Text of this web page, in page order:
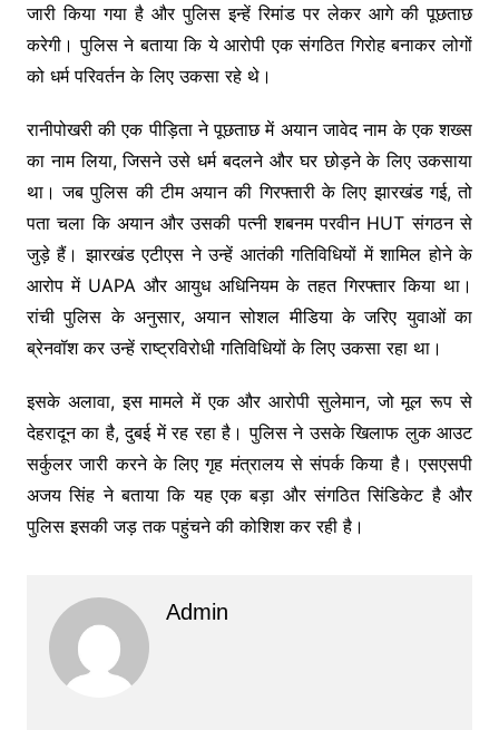
जारी किया गया है और पुलिस इन्हें रिमांड पर लेकर आगे की पूछताछ
करेगी। पुलिस ने बताया कि ये आरोपी एक संगठित गिरोह बनाकर लोगों
को धर्म परिवर्तन के लिए उकसा रहे थे।
रानीपोखरी की एक पीड़िता ने पूछताछ में अयान जावेद नाम के एक शख्स
का नाम लिया, जिसने उसे धर्म बदलने और घर छोड़ने के लिए उकसाया
था। जब पुलिस की टीम अयान की गिरफ्तारी के लिए झारखंड गई, तो
पता चला कि अयान और उसकी पत्नी शबनम परवीन HUT संगठन से
जुड़े हैं। झारखंड एटीएस ने उन्हें आतंकी गतिविधियों में शामिल होने के
आरोप में UAPA और आयुध अधिनियम के तहत गिरफ्तार किया था।
रांची पुलिस के अनुसार, अयान सोशल मीडिया के जरिए युवाओं का
ब्रेनवॉश कर उन्हें राष्ट्रविरोधी गतिविधियों के लिए उकसा रहा था।
इसके अलावा, इस मामले में एक और आरोपी सुलेमान, जो मूल रूप से
देहरादून का है, दुबई में रह रहा है। पुलिस ने उसके खिलाफ लुक आउट
सर्कुलर जारी करने के लिए गृह मंत्रालय से संपर्क किया है। एसएसपी
अजय सिंह ने बताया कि यह एक बड़ा और संगठित सिंडिकेट है और
पुलिस इसकी जड़ तक पहुंचने की कोशिश कर रही है।
Admin